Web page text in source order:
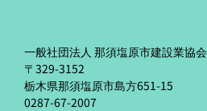
一般社団法人 那須塩原市建設業協会
〒329-3152
栃木県那須塩原市島方651-15
0287-67-2007